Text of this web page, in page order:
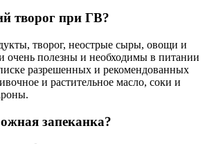
творог при ГВ?
творог, неострые сыры, овощи и
очень полезны и необходимы в питании
разрешенных и рекомендованных
и растительное масло, соки и
запеканка?